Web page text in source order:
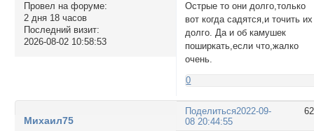
Провел на форуме:
2 дня 18 часов
Последний визит:
2026-08-02 10:58:53
Острые то они долго,только
вот когда садятся,и точить их
долго. Да и об камушек
поширкать,если что,жалко
очень.
0
Поделиться2022-09-
08 20:44:55
Михаил75